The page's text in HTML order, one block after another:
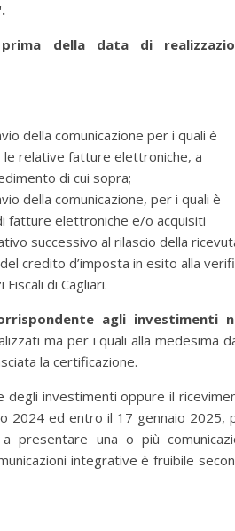
della data di
della comunicazione per i quali è
le relative fatture elettroniche, a
di cui sopra;
della comunicazione, per i quali è
fatture elettroniche e/o acquisiti
successivo al rilascio della
credito d’imposta in esito alla
di Cagliari.
agli investimenti
ma per i quali alla medesima
la certificazione.
degli investimenti oppure il
2024 ed entro il 17 gennaio 2025,
presentare una o più
integrative è fruibile